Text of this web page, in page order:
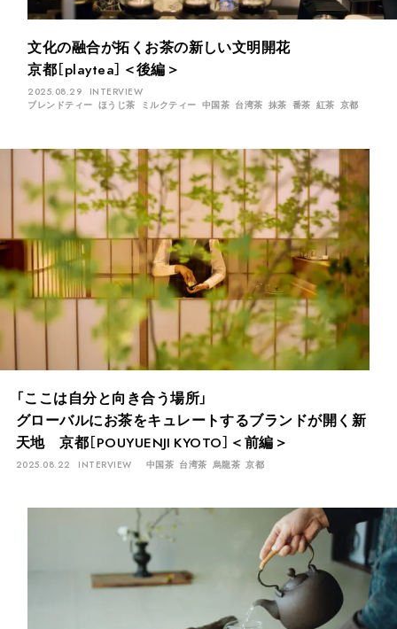
ブレンドティー 釜炒り茶 番茶 台湾茶 抹茶
ハーブティー 白葉茶 玉露 茎茶 碾茶
埼玉 大阪 千葉 静岡 東京 滋賀 北海道
新潟 神奈川 群馬 茨城 栃木 熊本 島根 福岡
岐阜 愛知 三重 鹿児島 長崎 京都 山梨 石川
香川 岡山 広島
文化の融合が拓くお茶の新しい文明開花
京都［playtea］＜後編＞
2025.08.29
INTERVIEW
ブレンドティー ほうじ茶 ミルクティー 中国茶 台湾茶 抹茶 番茶 紅茶 京都
「ここは自分と向き合う場所」
グローバルにお茶をキュレートするブランドが開く新
天地 京都［POUYUENJI KYOTO］＜前編＞
2025.08.22 INTERVIEW 中国茶 台湾茶 烏龍茶 京都